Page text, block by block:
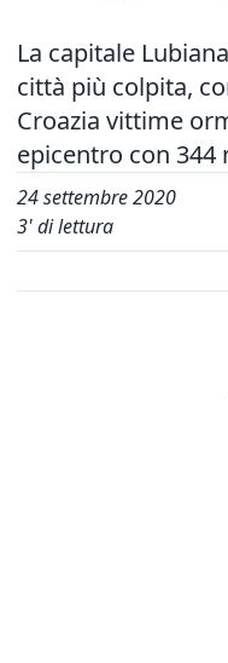
La capitale
città più colpita,
Croazia vittime
epicentro con 344
24 settembre 2020
3' di lettura